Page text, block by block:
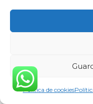
Política de cookies